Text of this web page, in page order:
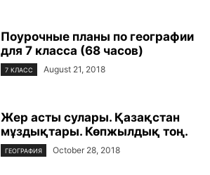
Поурочные планы по географии
для 7 класса (68 часов)
7 КЛАСС August 21, 2018
Жер асты сулары. Қазақстан
мұздықтары. Көпжылдық тоң.
ГЕОГРАФИЯ October 28, 2018